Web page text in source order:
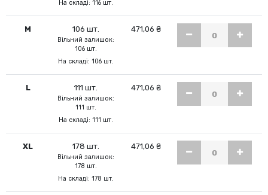
На складі: 116 шт.
M 106 шт.
Вільний залишок:
106 шт.
На складі: 106 шт.
471,06 ₴
L 111 шт.
Вільний залишок:
111 шт.
На складі: 111 шт.
471,06 ₴
XL 178 шт.
Вільний залишок:
178 шт.
На складі: 178 шт.
471,06 ₴